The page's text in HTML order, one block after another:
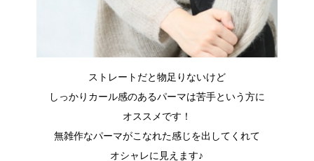
ストレートだと物足りないけど
しっかりカール感のあるパーマは苦手という方に
オススメです！
無雑作なパーマがこなれた感じを出してくれて
オシャレに見えます♪